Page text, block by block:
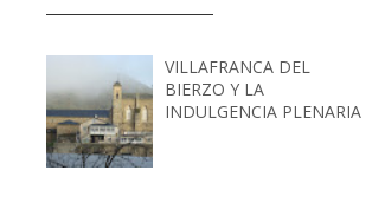
VILLAFRANCA DEL
BIERZO Y LA
INDULGENCIA PLENARIA